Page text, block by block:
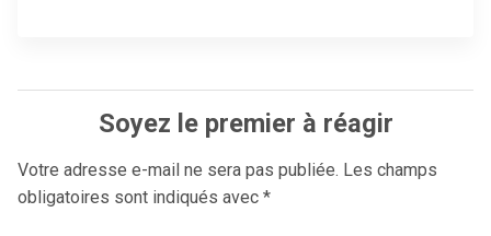
Soyez le premier à réagir
Votre adresse e-mail ne sera pas publiée. Les champs
obligatoires sont indiqués avec *